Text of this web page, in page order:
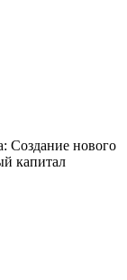
Создание нового
капитал